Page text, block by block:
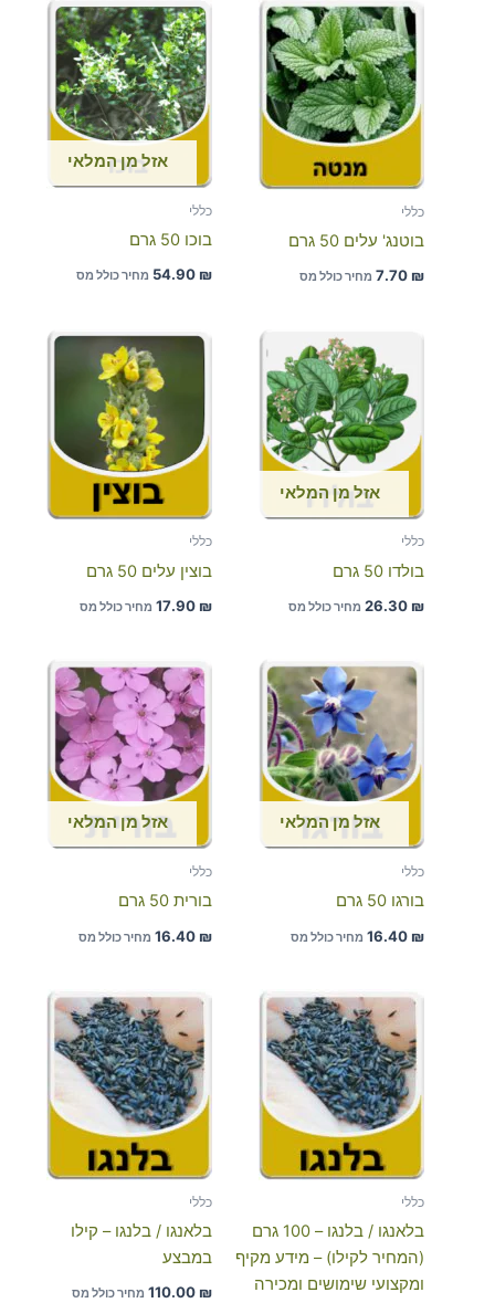
כללי
בוטנג' עלים 50 גרם
7.70 ₪ מחיר כולל מס
אזל מן המלאי
כללי
בוכו 50 גרם
54.90 ₪ מחיר כולל מס
אזל מן המלאי
כללי
בולדו 50 גרם
26.30 ₪ מחיר כולל מס
כללי
בוצין עלים 50 גרם
17.90 ₪ מחיר כולל מס
אזל מן המלאי
כללי
בורגו 50 גרם
16.40 ₪ מחיר כולל מס
אזל מן המלאי
כללי
בורית 50 גרם
16.40 ₪ מחיר כולל מס
כללי
בלאנגו / בלנגו – 100 גרם
(המחיר לקילו) – מידע מקיף
ומקצועי שימושים ומכירה
כללי
בלאנגו / בלנגו – קילו
במבצע
110.00 ₪ מחיר כולל מס